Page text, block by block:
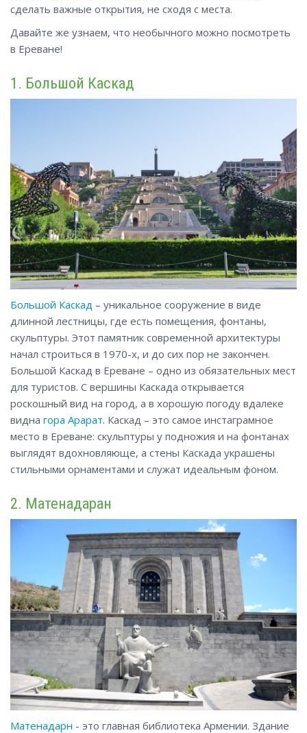
сделать важные открытия, не сходя с места.
Давайте же узнаем, что необычного можно посмотреть
в Ереване!
1. Большой Каскад
Большой Каскад – уникальное сооружение в виде
длинной лестницы, где есть помещения, фонтаны,
скульптуры. Этот памятник современной архитектуры
начал строиться в 1970-х, и до сих пор не закончен.
Большой Каскад в Ереване – одно из обязательных мест
для туристов. С вершины Каскада открывается
роскошный вид на город, а в хорошую погоду вдалеке
видна гора Арарат. Каскад – это самое инстаграмное
место в Ереване: скульптуры у подножия и на фонтанах
выглядят вдохновляюще, а стены Каскада украшены
стильными орнаментами и служат идеальным фоном.
2. Матенадаран
Матенадарн - это главная библиотека Армении. Здание